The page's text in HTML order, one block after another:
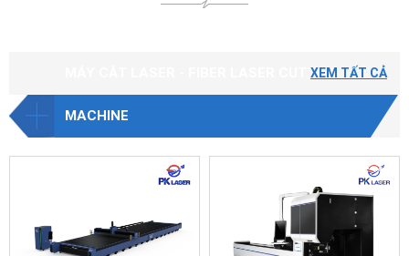
MÁY CẮT LASER - FIBER LASER CUTTING
MACHINE
XEM TẤT CẢ